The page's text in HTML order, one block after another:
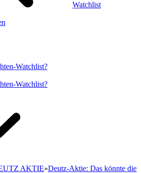
Watchlist
Watchlist?
Watchlist?
AKTIE»Deutz-Aktie: Das könnte die